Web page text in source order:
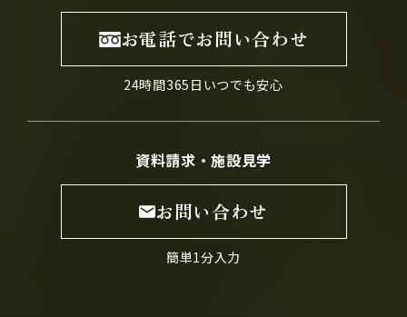
お電話でお問い合わせ
24時間365日いつでも安心
資料請求・施設見学
お問い合わせ
簡単1分入力